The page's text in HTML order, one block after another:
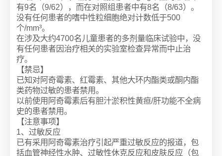
有9名（9/62），而在对照组患者中有8名（8/63）。
没有任何患者的嗜中性粒细胞绝对计数低于500
个/mm³。
在涉及大约4700名儿童患者的多剂量临床试验中，没
有任何患者因治疗相关的实验室检查异常而中止治
疗。
【禁忌】
已知对阿奇霉素、红霉素、其他大环内酯类或酮内酯
类药物过敏的患者禁用。
以前使用阿奇霉素后有胆汁淤积性黄疸/肝功能不全病
史的患者禁用。
【注意事项】
1、过敏反应
已有采用阿奇霉素治疗引起严重过敏反应的报道，包
括血管神经性水肿、过敏性休克反应和皮肤反应（包